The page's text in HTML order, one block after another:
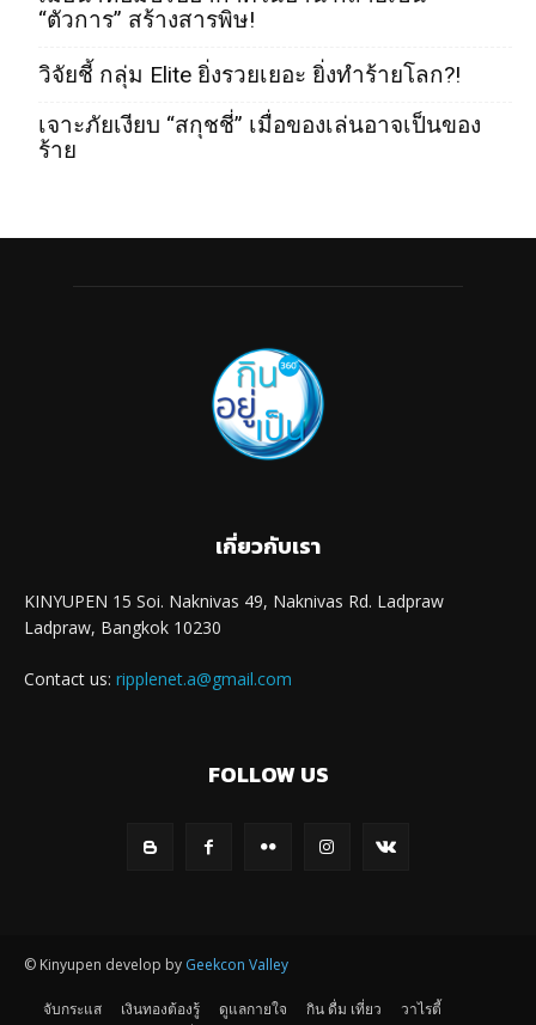
“ตัวการ” สร้างสารพิษ!
วิจัยชี้ กลุ่ม Elite ยิ่งรวยเยอะ ยิ่งทำร้ายโลก?!
เจาะภัยเงียบ “สกุชชี่” เมื่อของเล่นอาจเป็นของ
ร้าย
เกี่ยวกับเรา
KINYUPEN 15 Soi. Naknivas 49, Naknivas Rd. Ladpraw
Ladpraw, Bangkok 10230
Contact us: ripplenet.a@gmail.com
FOLLOW US
© Kinyupen develop by Geekcon Valley
จับกระแส เงินทองต้องรู้ ดูแลกายใจ กิน ดื่ม เที่ยว
วาไรตี้